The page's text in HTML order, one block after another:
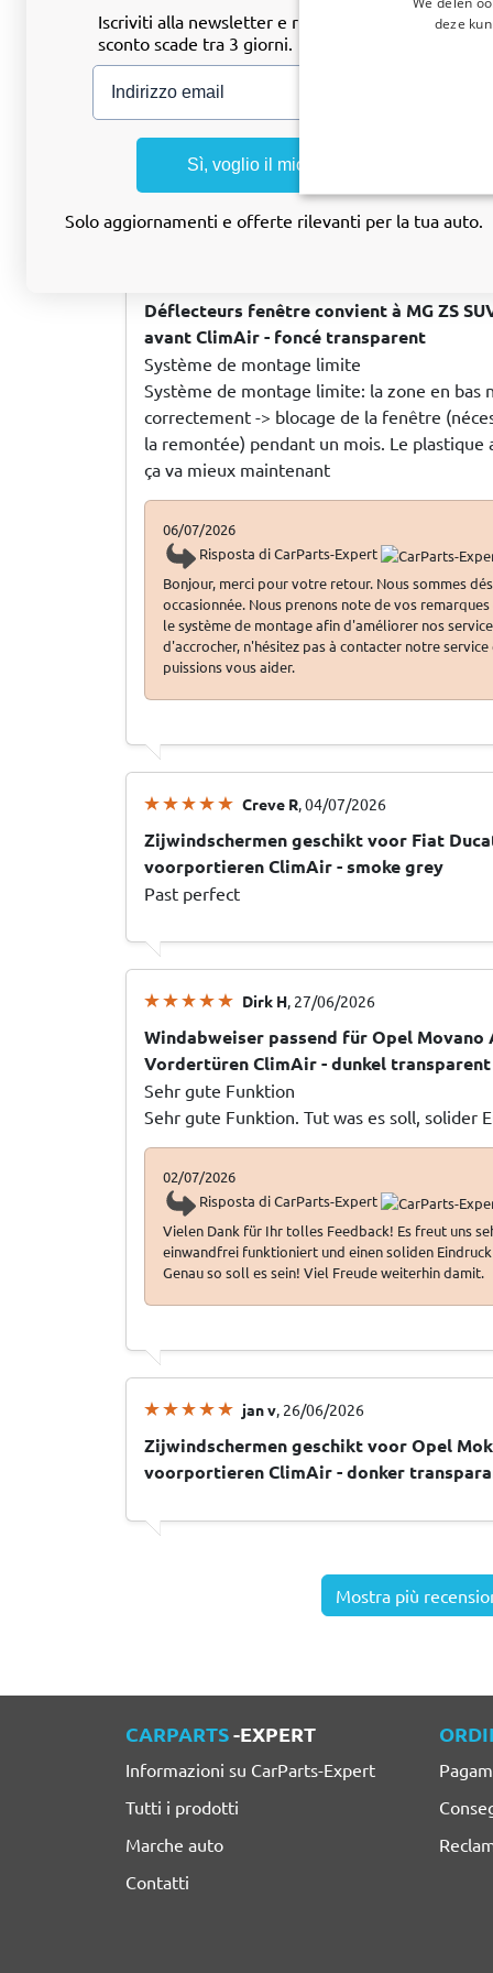
Zijwindschermen geschikt voor Hyundai
deurs hatchback voorportieren ClimAir
Déflecteurs fenêtre convient à MG ZS
avant ClimAir - foncé transparent
Système de montage limite
Système de montage limite: la zone en bas
correctement -> blocage de la fenêtre
la remontée) pendant un mois. Le
ça va mieux maintenant
06/07/2026
Risposta di CarParts-Expert
Bonjour, merci pour votre retour. Nous sommes
occasionnée. Nous prenons note de vos
le système de montage afin d'améliorer nos
d'accrocher, n'hésitez pas à contacter notre
puissions vous aider.
Creve R , 04/07/2026
Zijwindschermen geschikt voor Fiat
voorportieren ClimAir - smoke grey
Past perfect
Dirk H , 27/06/2026
Windabweiser passend für Opel Movano
Vordertüren ClimAir - dunkel transparent
Sehr gute Funktion
Sehr gute Funktion. Tut was es soll, solider
02/07/2026
Risposta di CarParts-Expert
Vielen Dank für Ihr tolles Feedback! Es freut uns
einwandfrei funktioniert und einen soliden
Genau so soll es sein! Viel Freude weiterhin damit.
jan v , 26/06/2026
Zijwindschermen geschikt voor Opel
voorportieren ClimAir - donker
Mostra più
CARPARTS-EXPERT
Informazioni su CarParts-Expert
Tutti i prodotti
Marche auto
Contatti
deze
Iscriviti alla newsletter e risparmia subito! Lo
sconto scade tra 3 giorni.
Email address
Sì, voglio il mio sconto
Solo aggiornamenti e offerte rilevanti per la tua auto.